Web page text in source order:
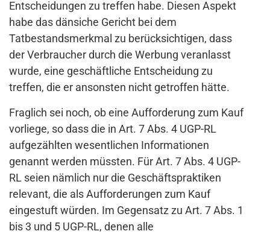
Entscheidungen zu treffen habe. Diesen Aspekt
habe das dänsiche Gericht bei dem
Tatbestandsmerkmal zu berücksichtigen, dass
der Verbraucher durch die Werbung veranlasst
wurde, eine geschäftliche Entscheidung zu
treffen, die er ansonsten nicht getroffen hätte.
Fraglich sei noch, ob eine Aufforderung zum Kauf
vorliege, so dass die in Art. 7 Abs. 4 UGP-RL
aufgezählten wesentlichen Informationen
genannt werden müssten. Für Art. 7 Abs. 4 UGP-
RL seien nämlich nur die Geschäftspraktiken
relevant, die als Aufforderungen zum Kauf
eingestuft würden. Im Gegensatz zu Art. 7 Abs. 1
bis 3 und 5 UGP-RL, denen alle